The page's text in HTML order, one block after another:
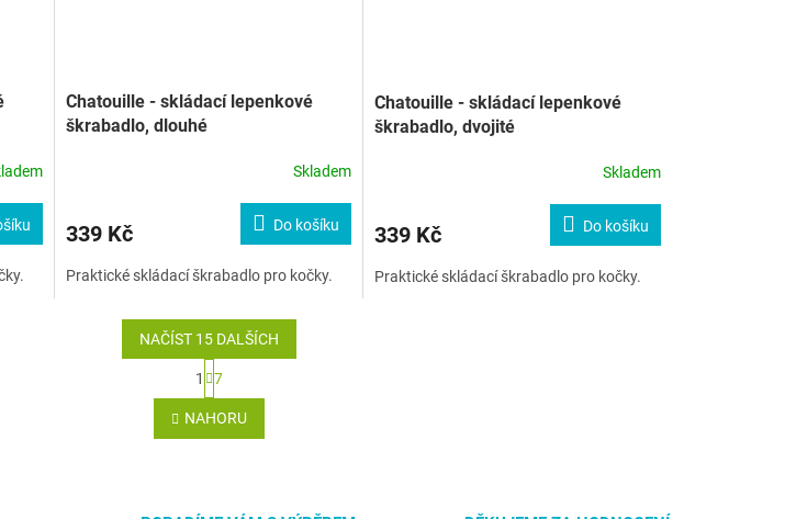
Chatouille - skládací lepenkové
škrabadlo, dlouhé
Skladem
339 Kč Do košíku
Praktické skládací škrabadlo pro kočky.
Chatouille - skládací lepenkové
škrabadlo, dvojité
Skladem
339 Kč Do košíku
Praktické skládací škrabadlo pro kočky.
O
v
l
c
NAČÍST 15 DALŠÍCH
t
á
n
1 7
NAHORU